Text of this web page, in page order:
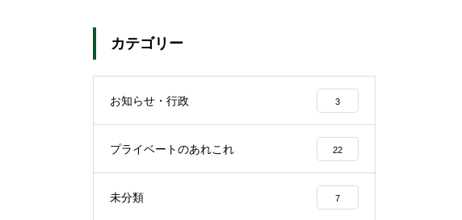
カテゴリー
お知らせ・行政 3
プライベートのあれこれ 22
未分類 7